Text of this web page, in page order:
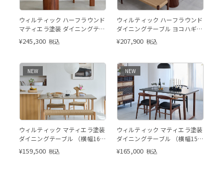
ウィルティック ハーフラウンド
マティエラ塗装 ダイニングテー
ブル（ウォールナット脚）
¥245,300 税込
ウィルティック ハーフラウンド
ダイニングテーブル ヨコハギ無
垢（ ウォールナット）
¥207,900 税込
ページです。
NEW
ウィルティック マティエラ塗装
ダイニングテーブル （横幅160
x 奥行85 cm） BE
¥159,500 税込
売ページです。
NEW
ウィルティック マティエラ塗装
ダイニングテーブル （横幅150
x 奥行85 cm） DGY
¥165,000 税込